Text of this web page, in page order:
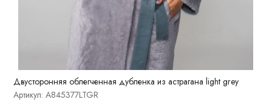
Двусторонняя облегченная дубленка из астрагана light grey
Артикул: A845377LTGR